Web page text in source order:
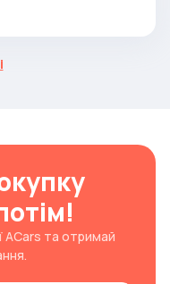
ACars та отримай